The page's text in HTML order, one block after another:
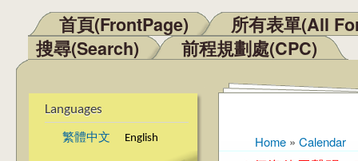
Main menu
首頁(FrontPage)
所有表單(All
搜尋(Search)
前程規劃處(CPC)
Languages
繁體中文 English Home » Calendar